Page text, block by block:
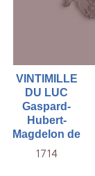
VINTIMILLE
DU LUC
Gaspard-
Hubert-
Magdelon de
1714